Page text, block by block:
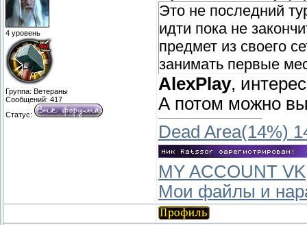
4 уровень
Группа: Ветераны
Сообщений: 417
Статус:
Это не последний
идти пока не
предмет из своего
занимать первые
AlexPlay,
А потом можно
Dead Area(14%)
MY ACCOUNT VK
Мои файлы и